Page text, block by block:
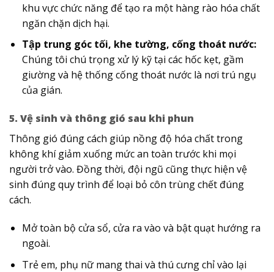
khu vực chức năng để tạo ra một hàng rào hóa chất
ngăn chặn dịch hại.
Tập trung góc tối, khe tường, cống thoát nước:
Chúng tôi chú trọng xử lý kỹ tại các hốc kẹt, gầm
giường và hệ thống cống thoát nước là nơi trú ngụ
của gián.
5. Vệ sinh và thông gió sau khi phun
Thông gió đúng cách giúp nồng độ hóa chất trong
không khí giảm xuống mức an toàn trước khi mọi
người trở vào. Đồng thời, đội ngũ cũng thực hiện vệ
sinh đúng quy trình để loại bỏ côn trùng chết đúng
cách.
Mở toàn bộ cửa sổ, cửa ra vào và bật quạt hướng ra
ngoài.
Trẻ em, phụ nữ mang thai và thú cưng chỉ vào lại